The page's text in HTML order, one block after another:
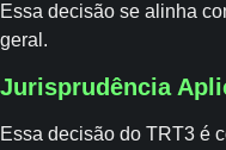
Essa decisão se alinha
geral.
Jurisprudência
Essa decisão do TRT3 é